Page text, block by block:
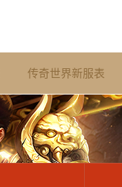
传奇世界新服表